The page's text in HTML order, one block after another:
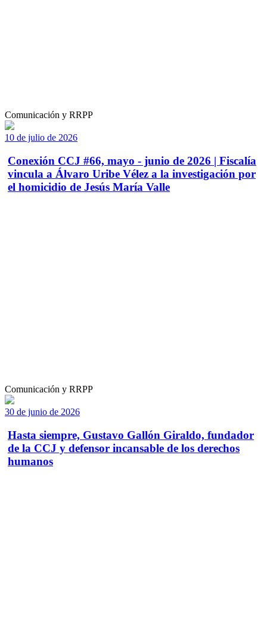
Comunicación y RRPP
10 de julio de 2026
Conexión CCJ #66, mayo - junio de 2026 | Fiscalía
vincula a Álvaro Uribe Vélez a la investigación por
el homicidio de Jesús María Valle
Comunicación y RRPP
30 de junio de 2026
Hasta siempre, Gustavo Gallón Giraldo, fundador
de la CCJ y defensor incansable de los derechos
humanos